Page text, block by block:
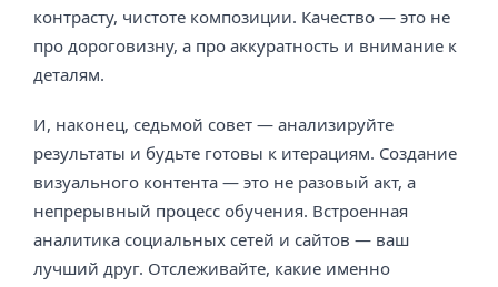
контрасту, чистоте композиции. Качество — это не
про дороговизну, а про аккуратность и внимание к
деталям.
И, наконец, седьмой совет — анализируйте
результаты и будьте готовы к итерациям. Создание
визуального контента — это не разовый акт, а
непрерывный процесс обучения. Встроенная
аналитика социальных сетей и сайтов — ваш
лучший друг. Отслеживайте, какие именно